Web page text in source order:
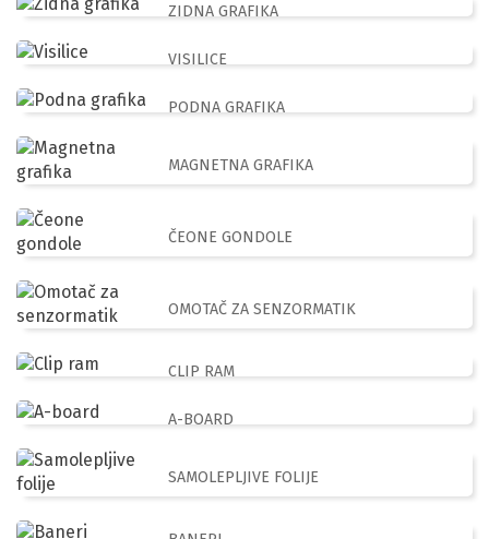
ZIDNA GRAFIKA
VISILICE
PODNA GRAFIKA
MAGNETNA GRAFIKA
ČEONE GONDOLE
OMOTAČ ZA SENZORMATIK
CLIP RAM
A-BOARD
SAMOLEPLJIVE FOLIJE